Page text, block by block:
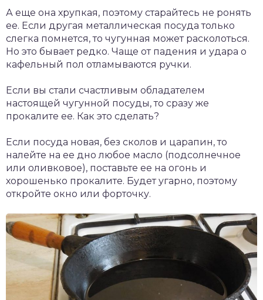
А еще она хрупкая, поэтому старайтесь не ронять
ее. Если другая металлическая посуда только
слегка помнется, то чугунная может расколоться.
Но это бывает редко. Чаще от падения и удара о
кафельный пол отламываются ручки.
Если вы стали счастливым обладателем
настоящей чугунной посуды, то сразу же
прокалите ее. Как это сделать?
Если посуда новая, без сколов и царапин, то
налейте на ее дно любое масло (подсолнечное
или оливковое), поставьте ее на огонь и
хорошенько прокалите. Будет угарно, поэтому
откройте окно или форточку.